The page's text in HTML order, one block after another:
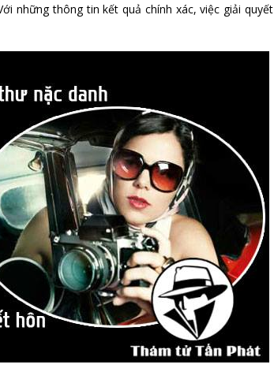
những thông tin kết quả chính xác, việc giải quyết